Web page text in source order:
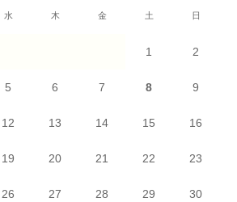
水 木 金 土 日
1 2
5 6 7 8 9
12 13 14 15 16
19 20 21 22 23
26 27 28 29 30